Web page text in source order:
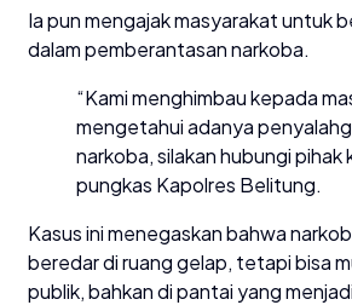
Ia pun mengajak masyarakat untuk
dalam pemberantasan narkoba.
“Kami menghimbau kepada
mengetahui adanya
narkoba, silakan hubungi pihak
pungkas Kapolres Belitung.
Kasus ini menegaskan bahwa
beredar di ruang gelap, tetapi bisa
publik, bahkan di pantai yang